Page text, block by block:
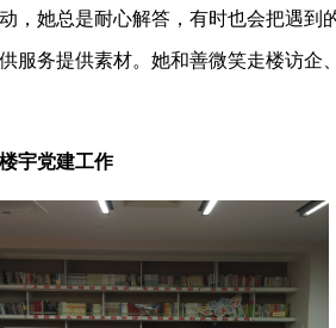
，她总是耐心解答，有时也会把遇到
服务提供素材。她和善微笑走楼访企
宇党建工作